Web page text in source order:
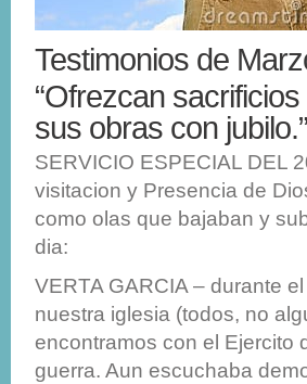
Testimonios de
“Ofrezcan
sus obras con
SERVICIO ESPECIAL DEL
visitacion y Presencia de
como olas que bajaban y
dia:
VERTA GARCIA – durante
nuestra iglesia (todos, no
encontramos con el Ejercito
guerra. Aun escuchaba